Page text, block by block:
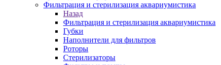
Фильтрация и стерилизация аквариумистика
Назад
Фильтрация и стерилизация аквариумистика
Губки
Наполнители для фильтров
Роторы
Стерилизаторы